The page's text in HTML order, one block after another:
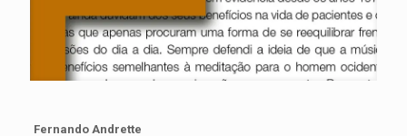
Fernando Andrette